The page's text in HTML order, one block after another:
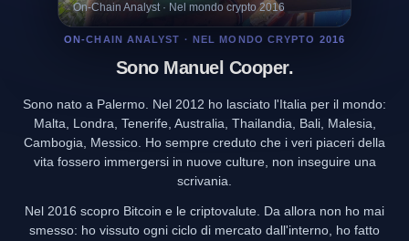
On-Chain Analyst · Nel mondo crypto 2016
ON-CHAIN ANALYST · NEL MONDO CRYPTO 2016
Sono Manuel Cooper.
Sono nato a Palermo. Nel 2012 ho lasciato l'Italia per il mondo:
Malta, Londra, Tenerife, Australia, Thailandia, Bali, Malesia,
Cambogia, Messico. Ho sempre creduto che i veri piaceri della
vita fossero immergersi in nuove culture, non inseguire una
scrivania.
Nel 2016 scopro Bitcoin e le criptovalute. Da allora non ho mai
smesso: ho vissuto ogni ciclo di mercato dall'interno, ho fatto